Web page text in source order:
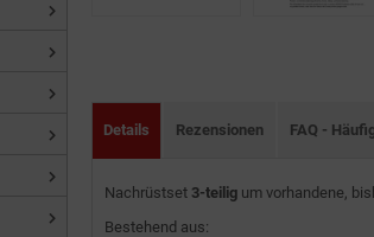
Details Rezensionen FAQ -
Nachrüstset 3-teilig um vorhandene,
Bestehend aus: